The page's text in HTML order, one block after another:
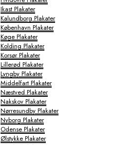
Ikast Plakater
Kalundborg Plakater
København Plakater
Køge Plakater
Kolding Plakater
Korsør Plakater
Lillerød Plakater
Lyngby Plakater
Middelfart Plakater
Næstved Plakater
Nakskov Plakater
Nørresundby Plakater
Nyborg Plakater
Odense Plakater
Ølstykke Plakater